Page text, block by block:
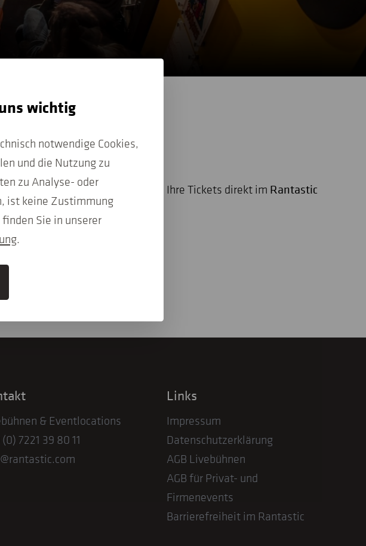
Betrags. Alternativ können Sie Ihre Tickets direkt im Rantastic
& Eventlocations
7221 39 80 11
Links
Impressum
Datenschutzerklärung
AGB Livebühnen
AGB für Privat- und
Firmenevents
Barrierefreiheit im Rantastic
wichtig
notwendige Cookies,
und die Nutzung zu
zu Analyse- oder
ist keine Zustimmung
Sie in unserer
.